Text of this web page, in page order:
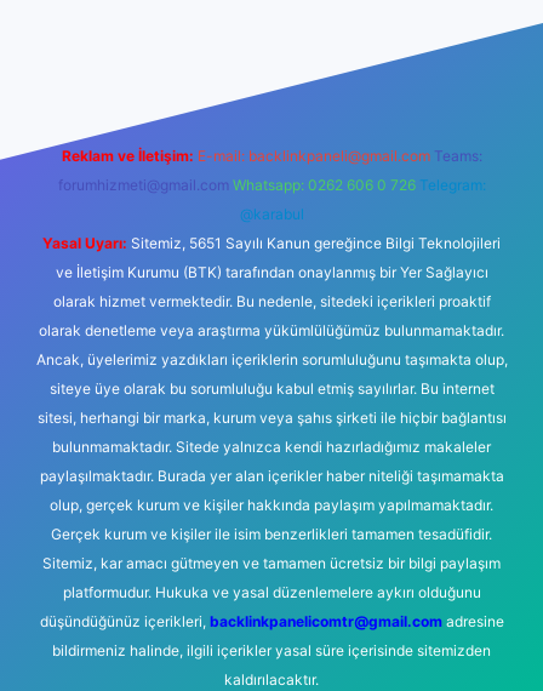
Reklam ve İletişim: E-mail: backlinkpaneli@gmail.com Teams:
forumhizmeti@gmail.com Whatsapp: 0262 606 0 726 Telegram:
@karabul
Yasal Uyarı: Sitemiz, 5651 Sayılı Kanun gereğince Bilgi Teknolojileri
ve İletişim Kurumu (BTK) tarafından onaylanmış bir Yer Sağlayıcı
olarak hizmet vermektedir. Bu nedenle, sitedeki içerikleri proaktif
olarak denetleme veya araştırma yükümlülüğümüz bulunmamaktadır.
Ancak, üyelerimiz yazdıkları içeriklerin sorumluluğunu taşımakta olup,
siteye üye olarak bu sorumluluğu kabul etmiş sayılırlar. Bu internet
sitesi, herhangi bir marka, kurum veya şahıs şirketi ile hiçbir bağlantısı
bulunmamaktadır. Sitede yalnızca kendi hazırladığımız makaleler
paylaşılmaktadır. Burada yer alan içerikler haber niteliği taşımamakta
olup, gerçek kurum ve kişiler hakkında paylaşım yapılmamaktadır.
Gerçek kurum ve kişiler ile isim benzerlikleri tamamen tesadüfidir.
Sitemiz, kar amacı gütmeyen ve tamamen ücretsiz bir bilgi paylaşım
platformudur. Hukuka ve yasal düzenlemelere aykırı olduğunu
düşündüğünüz içerikleri, backlinkpanelicomtr@gmail.comadresine
bildirmeniz halinde, ilgili içerikler yasal süre içerisinde sitemizden
kaldırılacaktır.